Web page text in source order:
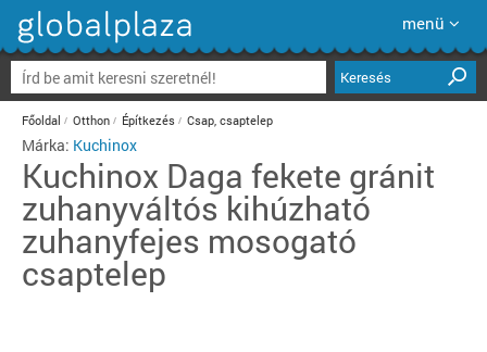
menü
Keresés
Főoldal Otthon Építkezés Csap, csaptelep
Márka: Kuchinox
Kuchinox Daga fekete gránit
zuhanyváltós kihúzható
zuhanyfejes mosogató
csaptelep